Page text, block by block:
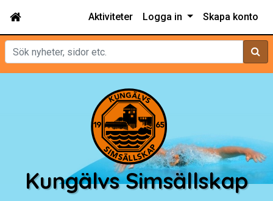
Aktiviteter Logga in Skapa konto
Sök
Kungälvs Simsällskap